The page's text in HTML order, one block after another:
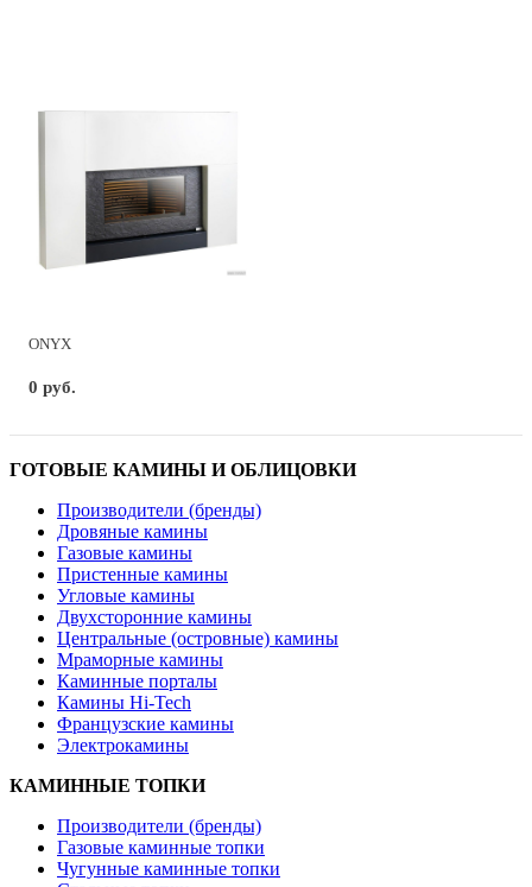
ONYX
0 руб.
ГОТОВЫЕ КАМИНЫ И ОБЛИЦОВКИ
Производители (бренды)
Дровяные камины
Газовые камины
Пристенные камины
Угловые камины
Двухсторонние камины
Центральные (островные) камины
Мраморные камины
Каминные порталы
Камины Hi-Tech
Французские камины
Электрокамины
КАМИННЫЕ ТОПКИ
Производители (бренды)
Газовые каминные топки
Чугунные каминные топки